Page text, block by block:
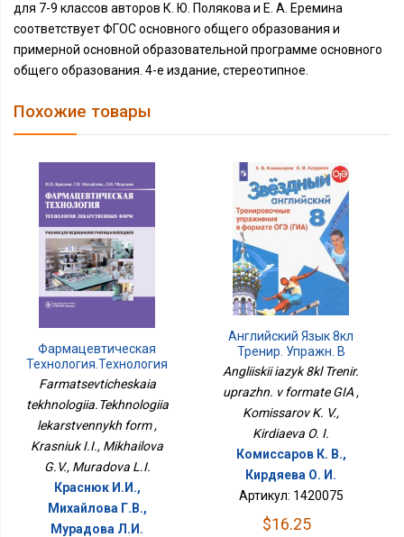
для 7-9 классов авторов К. Ю. Полякова и Е. А. Еремина
соответствует ФГОС основного общего образования и
примерной основной образовательной программе основного
общего образования. 4-е издание, стереотипное.
Похожие товары
Фармацевтическая
Технология.Технология
Лекарственных Форм
Farmatsevticheskaia
tekhnologiia.Tekhnologiia
lekarstvennykh form ,
Krasniuk I.I., Mikhailova
G.V., Muradova L.I.
Краснюк И.И.,
Михайлова Г.В.,
Мурадова Л.И.
Английский Язык 8кл
Тренир. Упражн. В
Формате ГИА
Angliiskii iazyk 8kl Trenir.
uprazhn. v formate GIA ,
Komissarov K. V.,
Kirdiaeva O. I.
Комиссаров К. В.,
Кирдяева О. И.
Артикул: 1420075
$16.25